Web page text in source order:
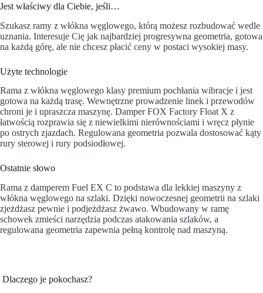
Jest właściwy dla Ciebie, jeśli…
Szukasz ramy z włókna węglowego, którą możesz rozbudować wedle
uznania. Interesuje Cię jak najbardziej progresywna geometria, gotowa
na każdą górę, ale nie chcesz płacić ceny w postaci wysokiej masy.
Użyte technologie
Rama z włókna węglowego klasy premium pochłania wibracje i jest
gotowa na każdą trasę. Wewnętrzne prowadzenie linek i przewodów
chroni je i upraszcza maszynę. Damper FOX Factory Float X z
łatwością rozprawia się z niewielkimi nierównościami i wręcz płynie
po ostrych zjazdach. Regulowana geometria pozwala dostosować kąty
rury sterowej i rury podsiodłowej.
Ostatnie słowo
Rama z damperem Fuel EX C to podstawa dla lekkiej maszyny z
włókna węglowego na szlaki. Dzięki nowoczesnej geometrii na szlaki
zjeżdżasz pewnie i podjeżdżasz żwawo. Wbudowany w ramę
schowek zmieści narzędzia podczas atakowania szlaków, a
regulowana geometria zapewnia pełną kontrolę nad maszyną.
Dlaczego je pokochasz?